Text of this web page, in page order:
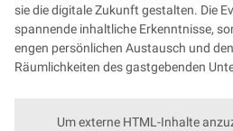
sie die digitale Zukunft gestalten. Die
spannende inhaltliche Erkenntnisse,
engen persönlichen Austausch und
Räumlichkeiten des gastgebenden
Um externe HTML-Inhalte